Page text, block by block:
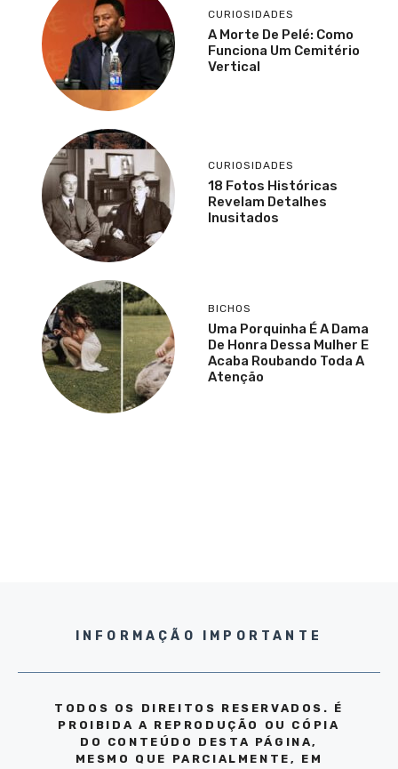
CURIOSIDADES
A Morte De Pelé: Como
Funciona Um Cemitério
Vertical
CURIOSIDADES
18 Fotos Históricas
Revelam Detalhes
Inusitados
BICHOS
Uma Porquinha É A Dama
De Honra Dessa Mulher E
Acaba Roubando Toda A
Atenção
INFORMAÇÃO IMPORTANTE
TODOS OS DIREITOS RESERVADOS. É
PROIBIDA A REPRODUÇÃO OU CÓPIA
DO CONTEÚDO DESTA PÁGINA,
MESMO QUE PARCIALMENTE, EM